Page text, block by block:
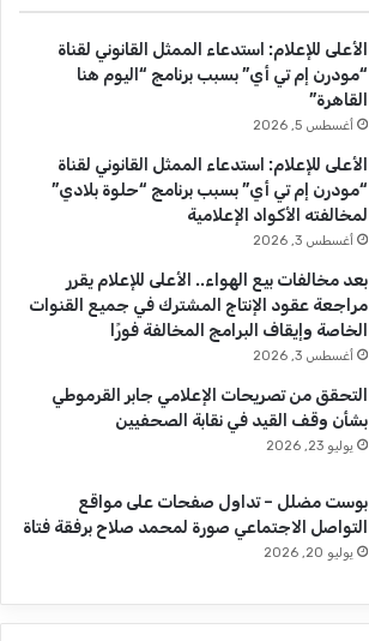
u
T
u
b
e
ت
ق
ا
م
الأعلى للإعلام: استدعاء الممثل القانوني لقناة
“مودرن إم تي أي” بسبب برنامج “اليوم هنا
القاهرة”
أغسطس 5, 2026
الأعلى للإعلام: استدعاء الممثل القانوني لقناة
“مودرن إم تي أي” بسبب برنامج “حلوة بلادي”
لمخالفته الأكواد الإعلامية
أغسطس 3, 2026
بعد مخالفات بيع الهواء.. الأعلى للإعلام يقرر
مراجعة عقود الإنتاج المشترك في جميع القنوات
الخاصة وإيقاف البرامج المخالفة فورًا
أغسطس 3, 2026
التحقق من تصريحات الإعلامي جابر القرموطي
بشأن وقف القيد في نقابة الصحفيين
يوليو 23, 2026
بوست مضلل – تداول صفحات على مواقع
التواصل الاجتماعي صورة لمحمد صلاح برفقة فتاة
يوليو 20, 2026